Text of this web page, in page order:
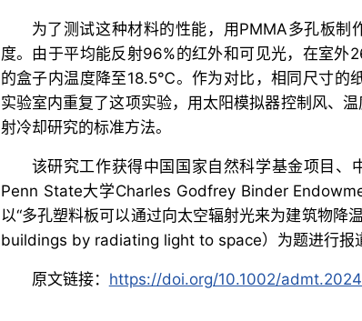
为了测试这种材料的性能，用PMMA多孔板制
度。由于平均能反射96%的红外和可见光，在室
的盒子内温度降至18.5℃。作为对比，相同尺寸的
实验室内重复了这项实验，用太阳模拟器控制风、
射冷却研究的标准方法。
该研究工作获得中国国家自然科学基金项目、
Penn State大学Charles Godfrey Binder
以“多孔塑料板可以通过向太空辐射光来为建筑物
buildings by radiating light to space）为题进行报
原文链接： https://doi.org/10.1002/